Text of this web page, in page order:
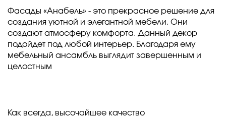
Фасады «Анабель» - это прекрасное решение для
создания уютной и элегантной мебели. Они
создают атмосферу комфорта. Данный декор
подойдет под любой интерьер. Благодаря ему
мебельный ансамбль выглядит завершенным и
целостным
Как всегда, высочайшее качество